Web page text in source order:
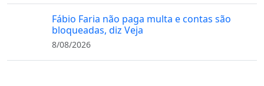
Fábio Faria não paga multa e contas são
bloqueadas, diz Veja
8/08/2026